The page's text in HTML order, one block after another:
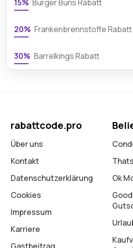
15% Burger Buns Rabatt
20% Frankenbrennstoffe Rabatt
30% Barrelkings Rabatt
rabattcode.pro
Über uns
Kontakt
Datenschutz­erklärung
Cookies
Impressum
Karriere
Ok